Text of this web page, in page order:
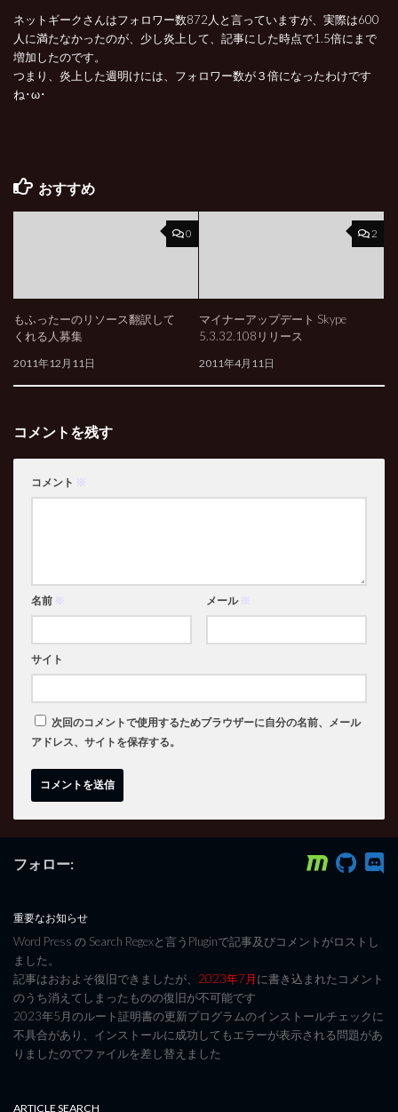
ネットギークさんはフォロワー数872人と言っていますが、実際は600
人に満たなかったのが、少し炎上して、記事にした時点で1.5倍にまで
増加したのです。
つまり、炎上した週明けには、フォロワー数が３倍になったわけです
ね･ω･
おすすめ
0
もふったーのリソース翻訳して
くれる人募集
2011年12月11日
2
マイナーアップデート Skype
5.3.32.108リリース
2011年4月11日
コメントを残す
コメント ※
名前 ※ メール ※
サイト
次回のコメントで使用するためブラウザーに自分の名前、メール
アドレス、サイトを保存する。
フォロー:
重要なお知らせ
Word Press の Search Regexと言うPluginで記事及びコメントがロストし
ました。
記事はおおよそ復旧できましたが、 2023年7月に書き込まれたコメント
のうち消えてしまったものの復旧が不可能です
2023年5月のルート証明書の更新プログラムのインストールチェックに
不具合があり、インストールに成功してもエラーが表示される問題があ
りましたのでファイルを差し替えました
ARTICLE SEARCH